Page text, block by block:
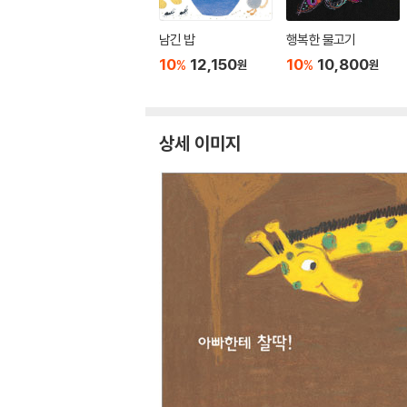
남긴 밥
10% 12,150원
행복한 물고기
10% 10,800원
상세 이미지